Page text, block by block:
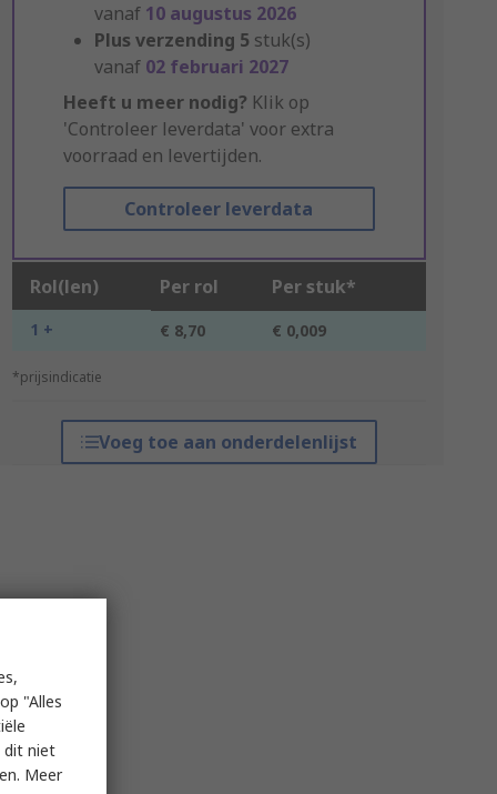
vanaf 10 augustus 2026
Plus verzending 5 stuk(s)
vanaf 02 februari 2027
Heeft u meer nodig? Klik op
'Controleer leverdata' voor extra
voorraad en levertijden.
Controleer leverdata
Rol(len) Per rol Per stuk*
1 + € 8,70 € 0,009
*prijsindicatie
Voeg toe aan onderdelenlijst
"Alles
dit niet
Meer